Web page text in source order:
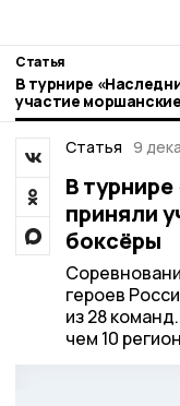
Статья
В турнире
участие
Статья 9
В
приняли
боксёры
героев
из 28
чем 10